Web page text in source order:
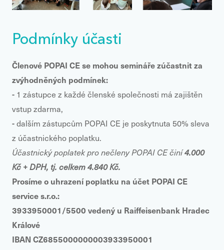
Podmínky účasti
Členové POPAI CE se mohou semináře zúčastnit za
zvýhodněných podmínek:
- 1 zástupce z každé členské společnosti má zajištěn
vstup zdarma,
-dalším zástupcům POPAI CE je poskytnuta 50% sleva
z účastnického poplatku.
Účastnický poplatek pro nečleny POPAI CE činí4.000
Kč + DPH, tj. celkem 4.840 Kč.
Prosíme o uhrazení poplatku na účet POPAI CE
service s.r.o.:
3933950001/5500 vedený u Raiffeisenbank Hradec
Králové
IBAN CZ6855000000003933950001